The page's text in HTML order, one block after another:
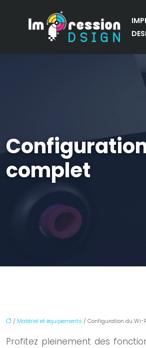
complet
/ Matériel et équipements / Configuration du Wi-
Profitez pleinement des